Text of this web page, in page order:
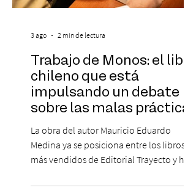
Trabajo de Monos: el libro
chileno que está
impulsando un debate
sobre las malas prácticas
laborales y el futuro del
trabajo
La obra del autor Mauricio Eduardo
Medina ya se posiciona entre los libros
más vendidos de Editorial Trayecto y ha
para mejorar los procesos de selección
3 ago 2 min de lectura